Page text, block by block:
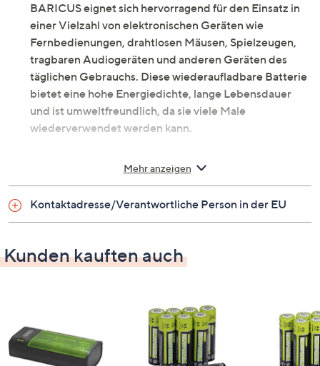
BARICUS eignet sich hervorragend für den Einsatz in
einer Vielzahl von elektronischen Geräten wie
Fernbedienungen, drahtlosen Mäusen, Spielzeugen,
tragbaren Audiogeräten und anderen Geräten des
täglichen Gebrauchs. Diese wiederaufladbare Batterie
bietet eine hohe Energiedichte, lange Lebensdauer
und ist umweltfreundlich, da sie viele Male
wiederverwendet werden kann.
Was erhalte ich?
mAh, wiederaufladbar
Maße
Gewicht
11,5g
Mehr anzeigen
Kontaktadresse/Verantwortliche Person in der EU
Kunden kauften auch